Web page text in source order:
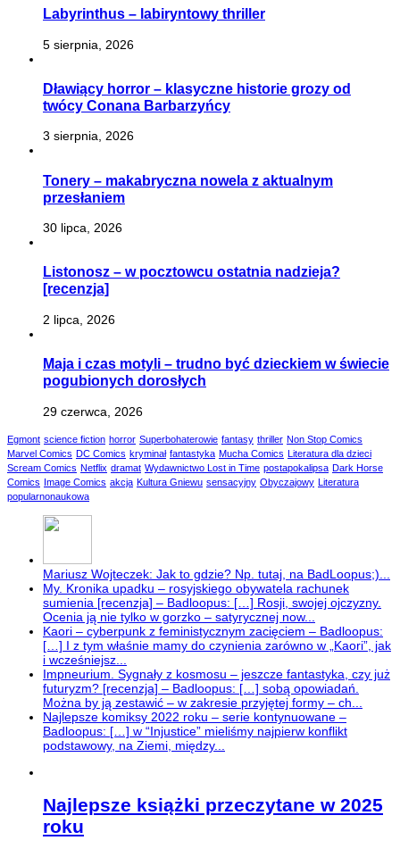
Labyrinthus – labiryntowy thriller
5 sierpnia, 2026
Dławiący horror – klasyczne historie grozy od
twócy Conana Barbarzyńcy
3 sierpnia, 2026
Tonery – makabryczna nowela z aktualnym
przesłaniem
30 lipca, 2026
Listonosz – w pocztowcu ostatnia nadzieja?
[recenzja]
2 lipca, 2026
Maja i czas motyli – trudno być dzieckiem w świecie
pogubionych dorosłych
29 czerwca, 2026
Egmont science fiction horror Superbohaterowie fantasy thriller Non Stop Comics
Marvel Comics DC Comics kryminał fantastyka Mucha Comics Literatura dla dzieci
Scream Comics Netflix dramat Wydawnictwo Lost in Time postapokalipsa Dark Horse
Comics Image Comics akcja Kultura Gniewu sensacyjny Obyczajowy Literatura
popularnonaukowa
Mariusz Wojteczek: Jak to gdzie? Np. tutaj, na BadLoopus;)...
My. Kronika upadku – rosyjskiego obywatela rachunek
sumienia [recenzja] – Badloopus: […] Rosji, swojej ojczyzny.
Ocenia ją nie tylko w gorzko – satyrycznej now...
Kaori – cyberpunk z feministycznym zacięciem – Badloopus:
[…] I z tym właśnie mamy do czynienia zarówno w „Kaori”, jak
i wcześniejsz...
Impneurium. Sygnały z kosmosu – jeszcze fantastyka, czy już
futuryzm? [recenzja] – Badloopus: […] sobą opowiadań.
Można by ją zestawić – w zakresie przyjętej formy – ch...
Najlepsze komiksy 2022 roku – serie kontynuowane –
Badloopus: […] w “Injustice” mieliśmy najpierw konflikt
podstawowy, na Ziemi, między...
Najlepsze książki przeczytane w 2025
roku